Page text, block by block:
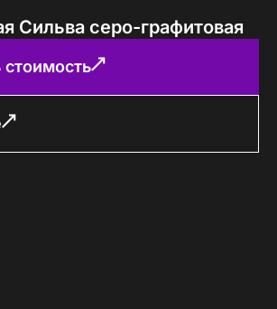
Сильва серо-графитовая
стоимость